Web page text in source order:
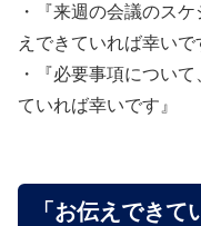
・『来週の会議のス
えできていれば幸いで
・『必要事項につい
ていれば幸いです』
「お伝えでき